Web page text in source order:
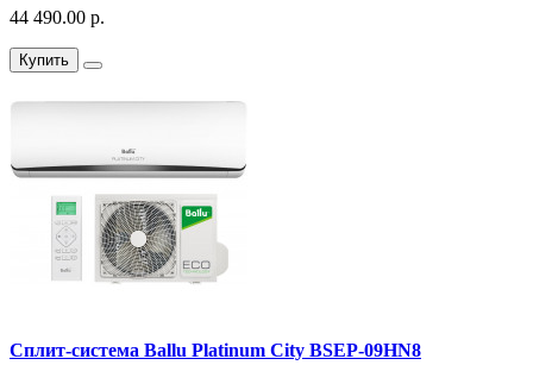
44 490.00 р.
Купить
Сплит-система Ballu Platinum City BSEP-09HN8